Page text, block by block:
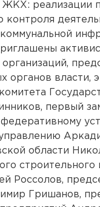
ЖКХ: реализации
контроля
органов власти,
первый
области
Россолов,
Гришанов,